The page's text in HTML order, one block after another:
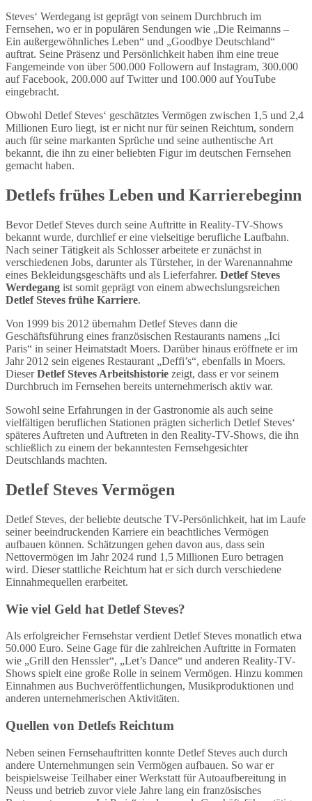
Steves‘ Werdegang ist geprägt von seinem Durchbruch im
Fernsehen, wo er in populären Sendungen wie „Die Reimanns –
Ein außergewöhnliches Leben“ und „Goodbye Deutschland“
auftrat. Seine Präsenz und Persönlichkeit haben ihm eine treue
Fangemeinde von über 500.000 Followern auf Instagram, 300.000
auf Facebook, 200.000 auf Twitter und 100.000 auf YouTube
eingebracht.
Obwohl Detlef Steves‘ geschätztes Vermögen zwischen 1,5 und 2,4
Millionen Euro liegt, ist er nicht nur für seinen Reichtum, sondern
auch für seine markanten Sprüche und seine authentische Art
bekannt, die ihn zu einer beliebten Figur im deutschen Fernsehen
gemacht haben.
Detlefs frühes Leben und Karrierebeginn
Bevor Detlef Steves durch seine Auftritte in Reality-TV-Shows
bekannt wurde, durchlief er eine vielseitige berufliche Laufbahn.
Nach seiner Tätigkeit als Schlosser arbeitete er zunächst in
verschiedenen Jobs, darunter als Türsteher, in der Warenannahme
eines Bekleidungsgeschäfts und als Lieferfahrer. Detlef Steves
Werdegang ist somit geprägt von einem abwechslungsreichen
Detlef Steves frühe Karriere.
Von 1999 bis 2012 übernahm Detlef Steves dann die
Geschäftsführung eines französischen Restaurants namens „Ici
Paris“ in seiner Heimatstadt Moers. Darüber hinaus eröffnete er im
Jahr 2012 sein eigenes Restaurant „Deffi’s“, ebenfalls in Moers.
DieserDetlef Steves Arbeitshistorie zeigt, dass er vor seinem
Durchbruch im Fernsehen bereits unternehmerisch aktiv war.
Sowohl seine Erfahrungen in der Gastronomie als auch seine
vielfältigen beruflichen Stationen prägten sicherlich Detlef Steves‘
späteres Auftreten und Auftreten in den Reality-TV-Shows, die ihn
schließlich zu einem der bekanntesten Fernsehgesichter
Deutschlands machten.
Detlef Steves Vermögen
Detlef Steves, der beliebte deutsche TV-Persönlichkeit, hat im Laufe
seiner beeindruckenden Karriere ein beachtliches Vermögen
aufbauen können. Schätzungen gehen davon aus, dass sein
Nettovermögen im Jahr 2024 rund 1,5 Millionen Euro betragen
wird. Dieser stattliche Reichtum hat er sich durch verschiedene
Einnahmequellen erarbeitet.
Wie viel Geld hat Detlef Steves?
Als erfolgreicher Fernsehstar verdient Detlef Steves monatlich etwa
50.000 Euro. Seine Gage für die zahlreichen Auftritte in Formaten
wie „Grill den Henssler“, „Let’s Dance“ und anderen Reality-TV-
Shows spielt eine große Rolle in seinem Vermögen. Hinzu kommen
Einnahmen aus Buchveröffentlichungen, Musikproduktionen und
anderen unternehmerischen Aktivitäten.
Quellen von Detlefs Reichtum
Neben seinen Fernsehauftritten konnte Detlef Steves auch durch
andere Unternehmungen sein Vermögen aufbauen. So war er
beispielsweise Teilhaber einer Werkstatt für Autoaufbereitung in
Neuss und betrieb zuvor viele Jahre lang ein französisches